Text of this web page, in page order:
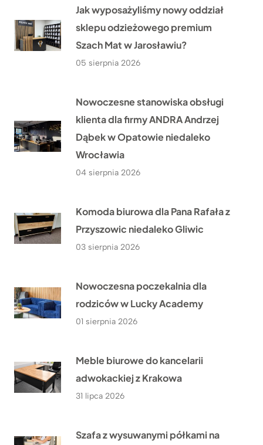
Jak wyposażyliśmy nowy oddział
sklepu odzieżowego premium
Szach Mat w Jarosławiu?
05 sierpnia 2026
Nowoczesne stanowiska obsługi
klienta dla firmy ANDRA Andrzej
Dąbek w Opatowie niedaleko
Wrocławia
04 sierpnia 2026
Komoda biurowa dla Pana Rafała z
Przyszowic niedaleko Gliwic
03 sierpnia 2026
Nowoczesna poczekalnia dla
rodziców w Lucky Academy
01 sierpnia 2026
Meble biurowe do kancelarii
adwokackiej z Krakowa
31 lipca 2026
Szafa z wysuwanymi półkami na